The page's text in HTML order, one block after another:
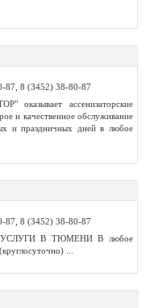
87, 8 (3452) 38-80-87
оказывает ассенизаторские
и качественное обслуживание
и праздничных дней в любое
87, 8 (3452) 38-80-87
УСЛУГИ В ТЮМЕНИ В любое
...